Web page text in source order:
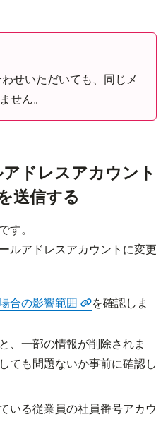
せいただいても、同じメ
せん。
ドレスアカウント
送信する
す。
ルアドレスアカウントに変更
合の影響範囲
を確認しま
、一部の情報が削除されま
ても問題ないか事前に確認し
いる従業員の社員番号アカウ